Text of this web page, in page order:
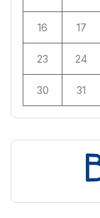
16 17
23 24
30 31